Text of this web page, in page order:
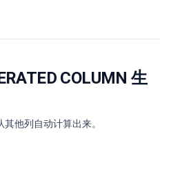
COLUMN 生
他列自动计算出来。